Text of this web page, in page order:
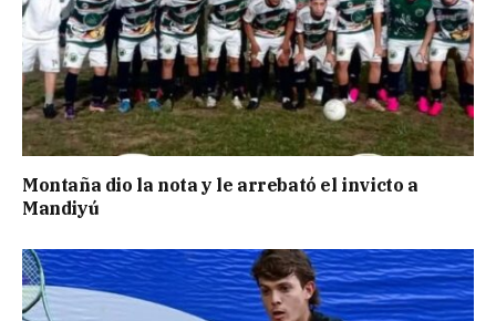
Montaña dio la nota y le arrebató el invicto a
Mandiyú